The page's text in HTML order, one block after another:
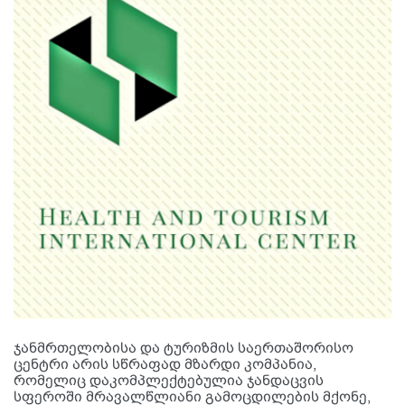
ჯანმრთელობისა და ტურიზმის საერთაშორისო
ცენტრი არის სწრაფად მზარდი კომპანია,
რომელიც დაკომპლექტებულია ჯანდაცვის
სფეროში მრავალწლიანი გამოცდილების მქონე,